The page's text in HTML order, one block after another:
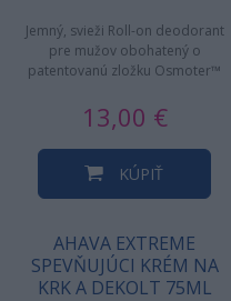
Jemný, svieži Roll-on deodorant
pre mužov obohatený o
patentovanú zložku Osmoter™
a…
13,00 €
KÚPIŤ
AHAVA EXTREME
SPEVŇUJÚCI KRÉM NA
KRK A DEKOLT 75ML